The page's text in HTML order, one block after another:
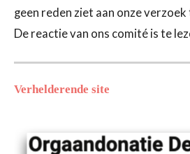
geen reden ziet aan onze
De reactie van ons comité is te
Verhelderende site